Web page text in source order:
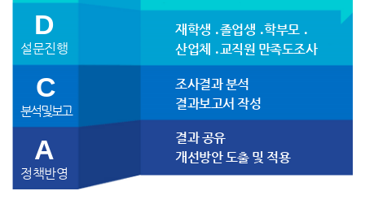
D
설문진행
재학생 ․졸업생 ․학부모 ․
산업체 ․교직원 만족도조사
C
분석 및 보고
조사결과 분석
결과보고서 작성
A
정책반영
결과 공유
개선방안 도출 및 적용